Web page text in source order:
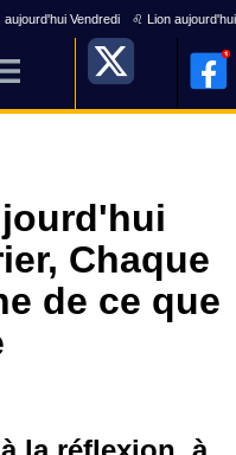
aujourd'hui Vendredi ♌ Lion
Chaque
de ce que